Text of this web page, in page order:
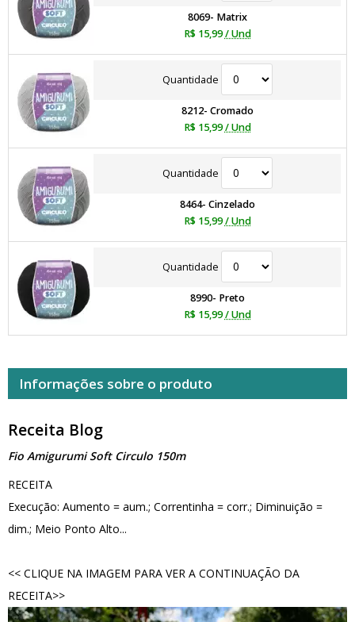
8069- Matrix
R$ 15,99 / Und
Quantidade
8212- Cromado
R$ 15,99 / Und
Quantidade
8464- Cinzelado
R$ 15,99 / Und
Quantidade
8990- Preto
R$ 15,99 / Und
Informações sobre o produto
Receita Blog
Fio Amigurumi Soft Circulo 150m
RECEITA
Execução: Aumento = aum.; Correntinha = corr.; Diminuição =
dim.; Meio Ponto Alto...
<< CLIQUE NA IMAGEM PARA VER A CONTINUAÇÃO DA
RECEITA>>